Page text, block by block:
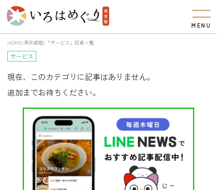
M EN U
HOME 東京都版 「サービス」記事一覧
サービス
現在、このカテゴリに記事はありません。
追加までお待ちください。